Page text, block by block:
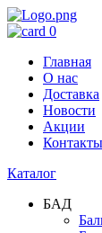
0
Главная
О нас
Доставка
Новости
Акции
Контакты
Каталог
БАД